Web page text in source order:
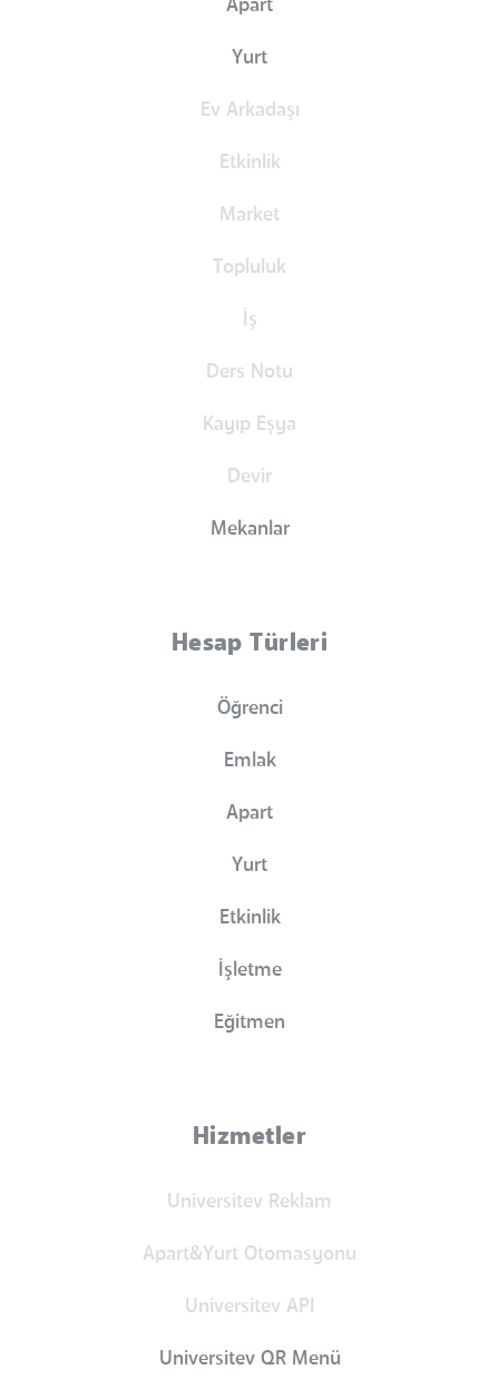
Apart
Yurt
Ev Arkadaşı
Etkinlik
Market
Topluluk
İş
Ders Notu
Kayıp Eşya
Devir
Mekanlar
Hesap Türleri
Öğrenci
Emlak
Apart
Yurt
Etkinlik
İşletme
Eğitmen
Hizmetler
Universitev Reklam
Apart&Yurt Otomasyonu
Universitev API
Universitev QR Menü